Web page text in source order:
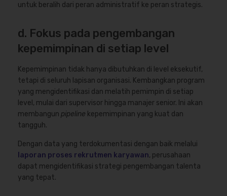
untuk beralih dari peran administratif ke peran strategis.
d. Fokus pada pengembangan
kepemimpinan di setiap level
Kepemimpinan tidak hanya dibutuhkan di level eksekutif,
tetapi di seluruh lapisan organisasi. Kembangkan program
yang mengidentifikasi dan melatih pemimpin di setiap
level, mulai dari supervisor hingga manajer senior. Ini akan
membangun pipeline kepemimpinan yang kuat dan
tangguh.
Dengan data yang terdokumentasi dengan baik melalui
laporan proses rekrutmen karyawan, perusahaan
dapat mengidentifikasi strategi pengembangan talenta
yang tepat.